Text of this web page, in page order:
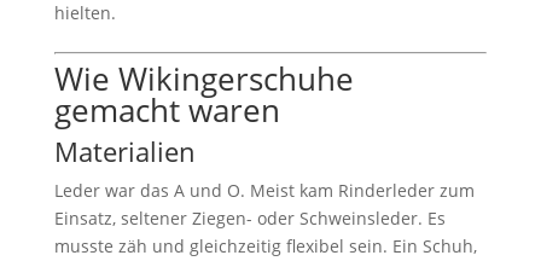
hielten.
Wie Wikingerschuhe
gemacht waren
Materialien
Leder war das A und O. Meist kam Rinderleder zum
Einsatz, seltener Ziegen- oder Schweinsleder. Es
musste zäh und gleichzeitig flexibel sein. Ein Schuh,